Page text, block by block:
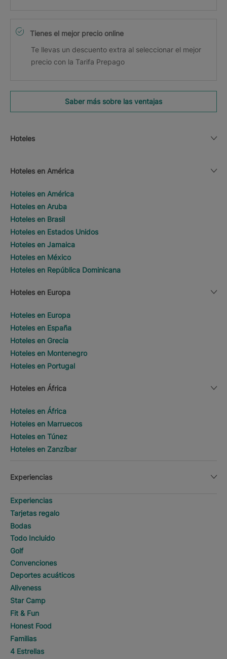
Tienes el mejor precio online
Te llevas un descuento extra al seleccionar el mejor
precio con la Tarifa Prepago
Saber más sobre las ventajas
Hoteles
Hoteles en América
Hoteles en América
Hoteles en Aruba
Hoteles en Brasil
Hoteles en Estados Unidos
Hoteles en Jamaica
Hoteles en México
Hoteles en República Dominicana
Hoteles en Europa
Hoteles en Europa
Hoteles en España
Hoteles en Grecia
Hoteles en Montenegro
Hoteles en Portugal
Hoteles en África
Hoteles en África
Hoteles en Marruecos
Hoteles en Túnez
Hoteles en Zanzíbar
Experiencias
Experiencias
Tarjetas regalo
Bodas
Todo Incluido
Golf
Convenciones
Deportes acuáticos
Aliveness
Star Camp
Fit & Fun
Honest Food
Familias
4 Estrellas